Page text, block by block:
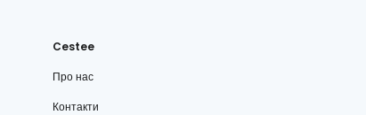
Cestee
Про нас
Контакти